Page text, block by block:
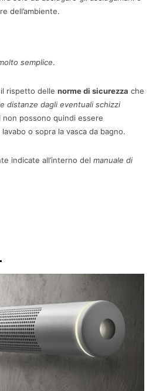
dell’ambiente.
semplice.
rispetto delle norme di sicurezza che
distanze dagli eventuali schizzi
possono quindi essere
o sopra la vasca da bagno.
indicate all’interno del manuale di